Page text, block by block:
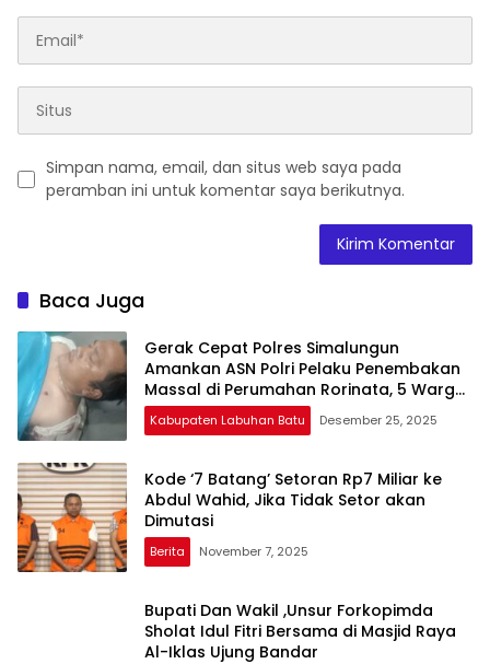
Simpan nama, email, dan situs web saya pada
peramban ini untuk komentar saya berikutnya.
Baca Juga
Gerak Cepat Polres Simalungun
Amankan ASN Polri Pelaku Penembakan
Massal di Perumahan Rorinata, 5 Warga
Terluka
Kabupaten Labuhan Batu Desember 25, 2025
Kode ‘7 Batang’ Setoran Rp7 Miliar ke
Abdul Wahid, Jika Tidak Setor akan
Dimutasi
Berita November 7, 2025
Bupati Dan Wakil ,Unsur Forkopimda
Sholat Idul Fitri Bersama di Masjid Raya
Al-Iklas Ujung Bandar